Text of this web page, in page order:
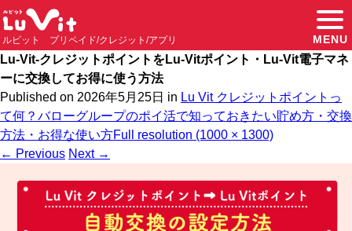
ルビット プリペイド/クレジット/アプリ MENU
Lu-Vit-クレジットポイントをLu-Vitポイント・Lu-Vit電子マネ
ーに交換してお得に使う方法
Published on 2026年5月25日 in Lu Vit クレジットポイントっ
て何？バローグループのポイ活で知っておきたい貯め方・交換
方法・お得な使い方Full resolution (1000 × 1300)
← Previous Next →